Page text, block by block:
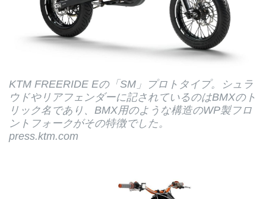
KTM FREERIDE Eの「SM」プロトタイプ。シュラ
ウドやリアフェンダーに記されているのはBMXのト
リック名であり、BMX用のような構造のWP製フロ
ントフォークがその特徴でした。
press.ktm.com